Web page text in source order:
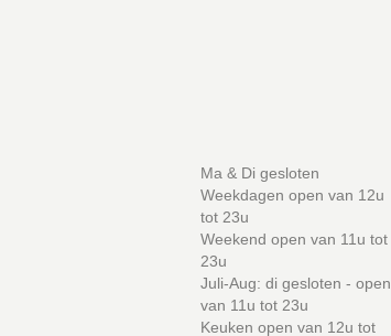
Ma & Di gesloten
Weekdagen open van 12u
tot 23u
Weekend open van 11u tot
23u
Juli-Aug: di gesloten - open
van 11u tot 23u
Keuken open van 12u tot